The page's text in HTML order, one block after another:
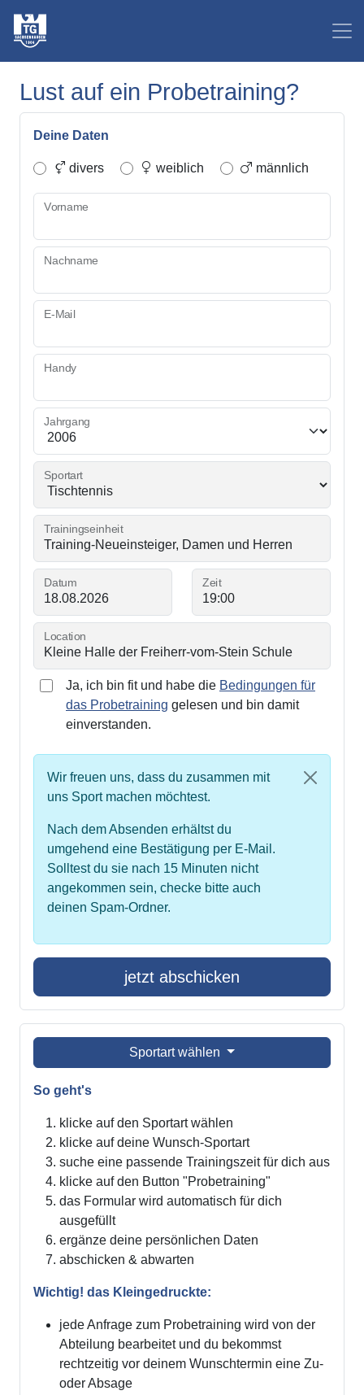
Lust auf ein Probetraining?
Deine Daten
divers weiblich männlich
Vorname
Nachname
E-Mail
Handy
Jahrgang
Sportart
Trainingseinheit
Datum Zeit
Location
Ja, ich bin fit und habe die Bedingungen für
das Probetraining gelesen und bin damit
einverstanden.
Wir freuen uns, dass du zusammen mit
uns Sport machen möchtest.
Nach dem Absenden erhältst du
umgehend eine Bestätigung per E-Mail.
Solltest du sie nach 15 Minuten nicht
angekommen sein, checke bitte auch
deinen Spam-Ordner.
jetzt abschicken
Sportart wählen
So geht's
klicke auf den Sportart wählen
klicke auf deine Wunsch-Sportart
suche eine passende Trainingszeit für dich aus
klicke auf den Button "Probetraining"
das Formular wird automatisch für dich
ausgefüllt
ergänze deine persönlichen Daten
abschicken & abwarten
Wichtig! das Kleingedruckte:
jede Anfrage zum Probetraining wird von der
Abteilung bearbeitet und du bekommst
rechtzeitig vor deinem Wunschtermin eine Zu-
oder Absage